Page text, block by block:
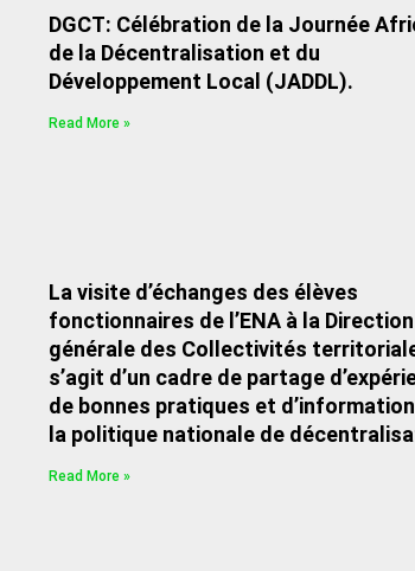
DGCT: Célébration de la Journée
de la Décentralisation et du
Développement Local (JADDL).
Read More »
La visite d’échanges des élèves
fonctionnaires de l’ENA à la Direction
générale des Collectivités
s’agit d’un cadre de partage
de bonnes pratiques et
la politique nationale de
Read More »